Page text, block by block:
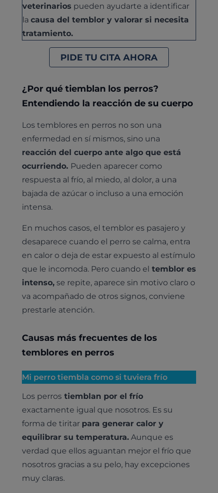
veterinarios pueden ayudarte a identificar
la causa del temblor y valorar si necesita
tratamiento.
PIDE TU CITA AHORA
¿Por qué tiemblan los perros?
Entendiendo la reacción de su cuerpo
Los temblores en perros no son una
enfermedad en sí mismos, sino una
reacción del cuerpo ante algo que está
ocurriendo. Pueden aparecer como
respuesta al frío, al miedo, al dolor, a una
bajada de azúcar o incluso a una emoción
intensa.
En muchos casos, el temblor es pasajero y
desaparece cuando el perro se calma, entra
en calor o deja de estar expuesto al estímulo
que le incomoda. Pero cuando el temblor es
intenso,se repite, aparece sin motivo claro o
va acompañado de otros signos, conviene
prestarle atención.
Causas más frecuentes de los
temblores en perros
Mi perro tiembla como si tuviera frío
Los perrostiemblan por el frío
exactamente igual que nosotros. Es su
forma de tiritar para generar calor y
equilibrar su temperatura.Aunque es
verdad que ellos aguantan mejor el frío que
nosotros gracias a su pelo, hay excepciones
muy claras.